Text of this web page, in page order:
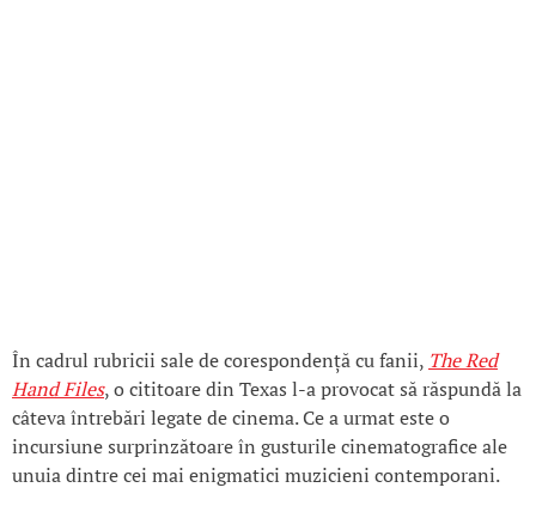
În cadrul rubricii sale de corespondență cu fanii, The Red
Hand Files, o cititoare din Texas l-a provocat să răspundă la
câteva întrebări legate de cinema. Ce a urmat este o
incursiune surprinzătoare în gusturile cinematografice ale
unuia dintre cei mai enigmatici muzicieni contemporani.